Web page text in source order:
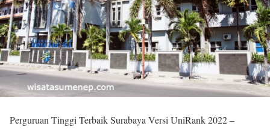
Perguruan Tinggi Terbaik Surabaya Versi UniRank 2022 –